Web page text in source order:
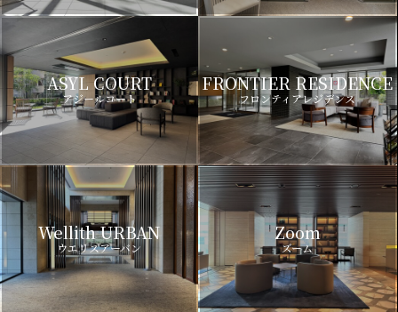
ASYL COURT
アジールコート
FRONTIER RESIDENCE
フロンティアレジデンス
Wellith URBAN
ウエリスアーバン
Zoom
ズーム